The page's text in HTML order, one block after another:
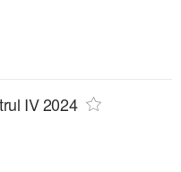
IV 2024